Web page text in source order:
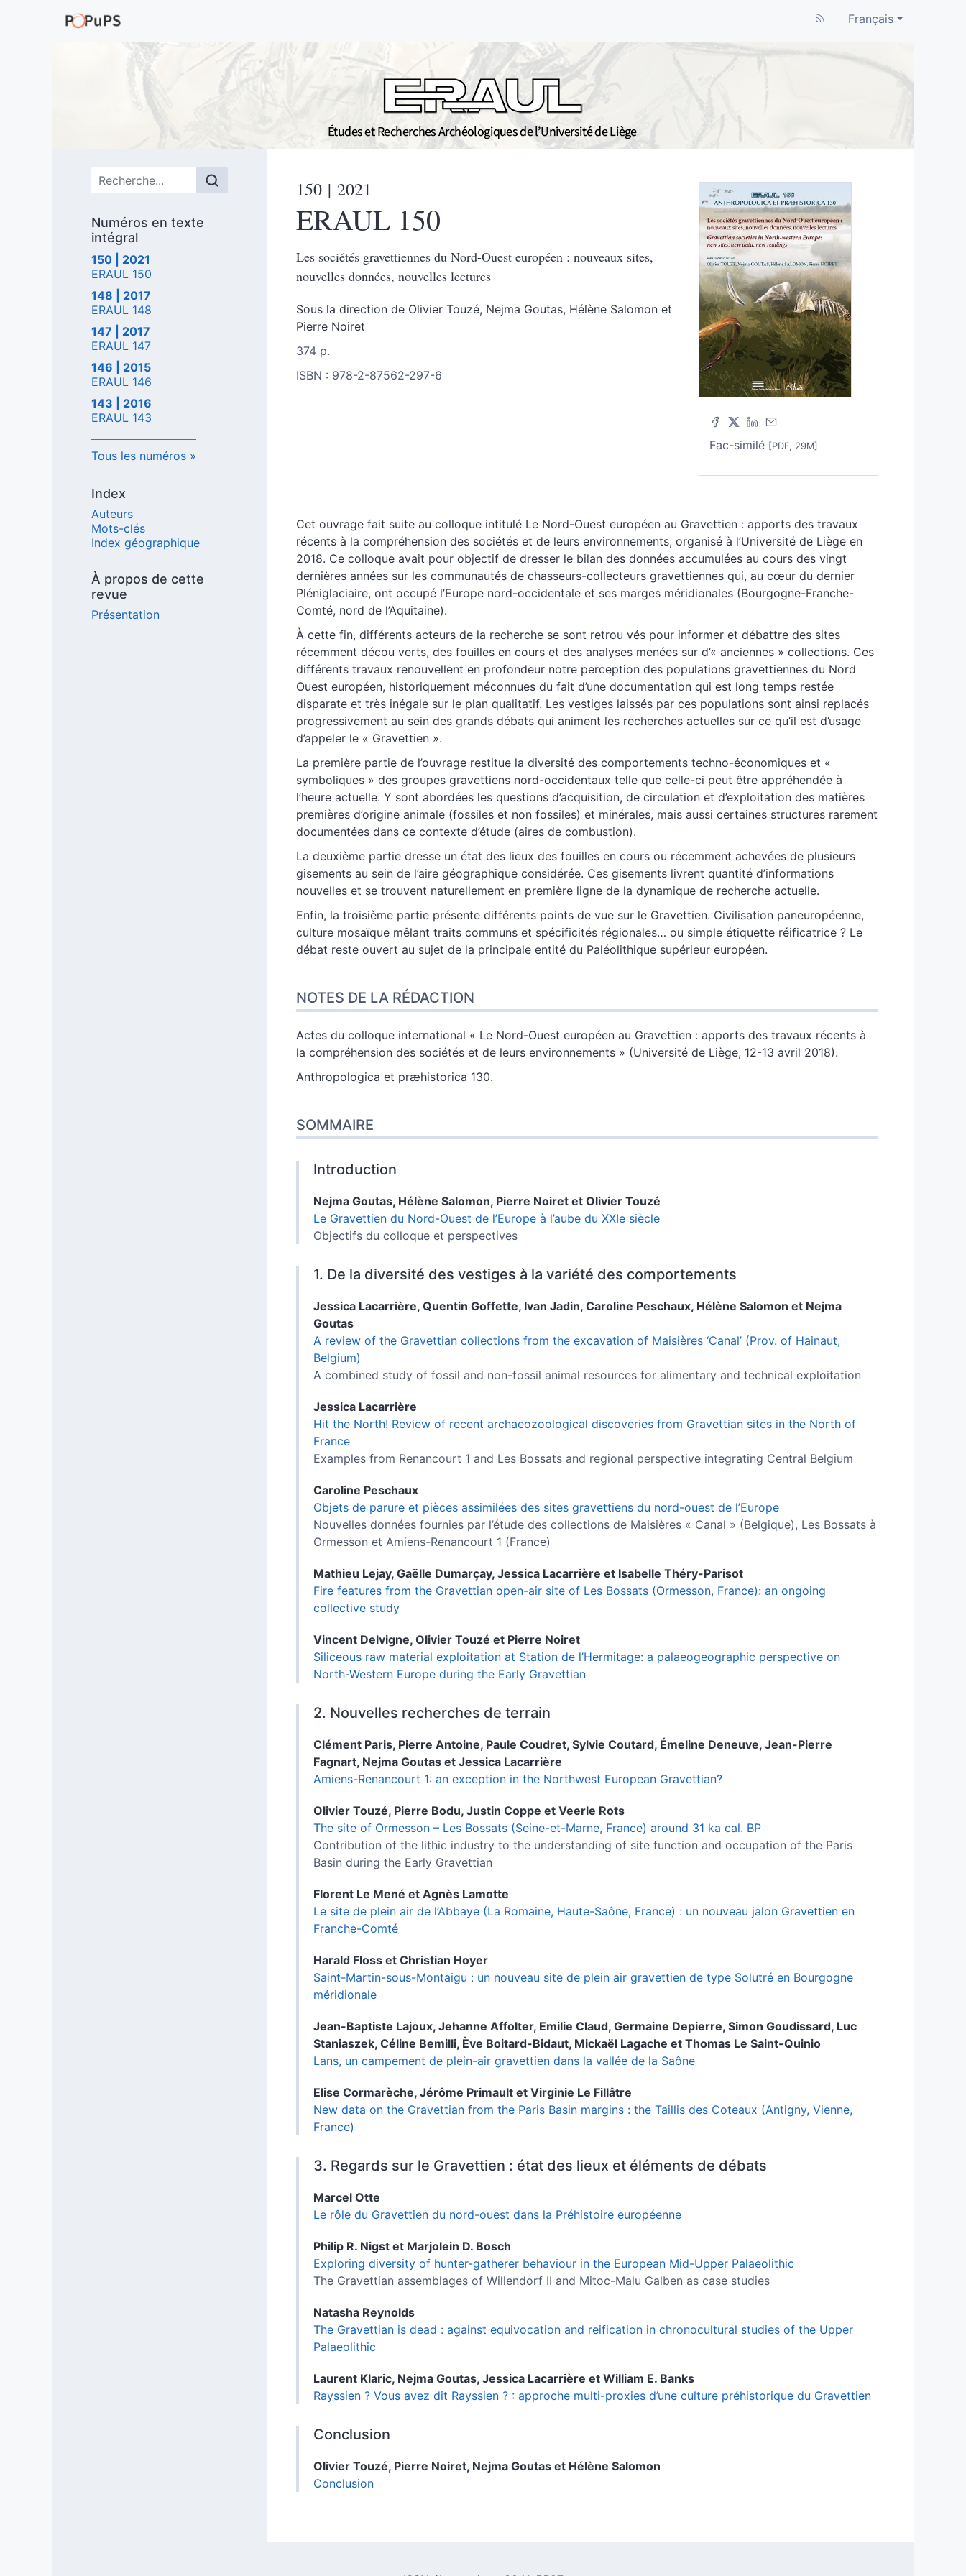
Français
Menu principal
Numéros en texte
intégral
150 | 2021
ERAUL 150
148 | 2017
ERAUL 148
147 | 2017
ERAUL 147
146 | 2015
ERAUL 146
143 | 2016
ERAUL 143
Tous les numéros
Index
Auteurs
Mots-clés
Index géographique
À propos de cette
revue
Présentation
Fac-similé [PDF, 29M]
150 | 2021
ERAUL 150
Les sociétés gravettiennes du Nord-Ouest européen : nouveaux sites,
nouvelles données, nouvelles lectures
Sous la direction de Olivier Touzé, Nejma Goutas, Hélène Salomon et
Pierre Noiret
374 p.
ISBN : 978-2-87562-297-6
Cet ouvrage fait suite au colloque intitulé Le Nord-Ouest européen au Gravettien : apports des travaux
récents à la compréhension des sociétés et de leurs environnements, organisé à l’Université de Liège en
2018. Ce colloque avait pour objectif de dresser le bilan des données accumulées au cours des vingt
dernières années sur les communautés de chasseurs-collecteurs gravettiennes qui, au cœur du dernier
Pléniglaciaire, ont occupé l’Europe nord-occidentale et ses marges méridionales (Bourgogne-Franche-
Comté, nord de l’Aquitaine).
À cette fin, différents acteurs de la recherche se sont retrou vés pour informer et débattre des sites
récemment décou verts, des fouilles en cours et des analyses menées sur d’« anciennes » collections. Ces
différents travaux renouvellent en profondeur notre perception des populations gravettiennes du Nord
Ouest européen, historiquement méconnues du fait d’une documentation qui est long temps restée
disparate et très inégale sur le plan qualitatif. Les vestiges laissés par ces populations sont ainsi replacés
progressivement au sein des grands débats qui animent les recherches actuelles sur ce qu’il est d’usage
d’appeler le « Gravettien ».
La première partie de l’ouvrage restitue la diversité des comportements techno-économiques et «
symboliques » des groupes gravettiens nord-occidentaux telle que celle-ci peut être appréhendée à
l’heure actuelle. Y sont abordées les questions d’acquisition, de circulation et d’exploitation des matières
premières d’origine animale (fossiles et non fossiles) et minérales, mais aussi certaines structures rarement
documentées dans ce contexte d’étude (aires de combustion).
La deuxième partie dresse un état des lieux des fouilles en cours ou récemment achevées de plusieurs
gisements au sein de l’aire géographique considérée. Ces gisements livrent quantité d’informations
nouvelles et se trouvent naturellement en première ligne de la dynamique de recherche actuelle.
Enfin, la troisième partie présente différents points de vue sur le Gravettien. Civilisation paneuropéenne,
culture mosaïque mêlant traits communs et spécificités régionales… ou simple étiquette réificatrice ? Le
débat reste ouvert au sujet de la principale entité du Paléolithique supérieur européen.
NOTES DE LA RÉDACTION
Actes du colloque international « Le Nord-Ouest européen au Gravettien : apports des travaux récents à
la compréhension des sociétés et de leurs environnements » (Université de Liège, 12-13 avril 2018).
Anthropologica et præhistorica 130.
SOMMAIRE
Introduction
Nejma Goutas, Hélène Salomon, Pierre Noiret et Olivier Touzé
Le Gravettien du Nord-Ouest de l’Europe à l’aube du XXIe siècle
Objectifs du colloque et perspectives
1. De la diversité des vestiges à la variété des comportements
Jessica Lacarrière, Quentin Goffette, Ivan Jadin, Caroline Peschaux, Hélène Salomon et Nejma
Goutas
A review of the Gravettian collections from the excavation of Maisières ‘Canal’ (Prov. of Hainaut,
Belgium)
A combined study of fossil and non-fossil animal resources for alimentary and technical exploitation
Jessica Lacarrière
Hit the North! Review of recent archaeozoological discoveries from Gravettian sites in the North of
France
Examples from Renancourt 1 and Les Bossats and regional perspective integrating Central Belgium
Caroline Peschaux
Objets de parure et pièces assimilées des sites gravettiens du nord-ouest de l’Europe
Nouvelles données fournies par l’étude des collections de Maisières « Canal » (Belgique), Les Bossats à
Ormesson et Amiens-Renancourt 1 (France)
Mathieu Lejay, Gaëlle Dumarçay, Jessica Lacarrière et Isabelle Théry-Parisot
Fire features from the Gravettian open-air site of Les Bossats (Ormesson, France): an ongoing
collective study
Vincent Delvigne, Olivier Touzé et Pierre Noiret
Siliceous raw material exploitation at Station de l’Hermitage: a palaeogeographic perspective on
North-Western Europe during the Early Gravettian
2. Nouvelles recherches de terrain
Clément Paris, Pierre Antoine, Paule Coudret, Sylvie Coutard, Émeline Deneuve, Jean-Pierre
Fagnart, Nejma Goutas et Jessica Lacarrière
Amiens-Renancourt 1: an exception in the Northwest European Gravettian?
Olivier Touzé, Pierre Bodu, Justin Coppe et Veerle Rots
The site of Ormesson – Les Bossats (Seine-et-Marne, France) around 31 ka cal. BP
Contribution of the lithic industry to the understanding of site function and occupation of the Paris
Basin during the Early Gravettian
Florent Le Mené et Agnès Lamotte
Le site de plein air de l’Abbaye (La Romaine, Haute-Saône, France) : un nouveau jalon Gravettien en
Franche-Comté
Harald Floss et Christian Hoyer
Saint-Martin-sous-Montaigu : un nouveau site de plein air gravettien de type Solutré en Bourgogne
méridionale
Jean-Baptiste Lajoux, Jehanne Affolter, Emilie Claud, Germaine Depierre, Simon Goudissard, Luc
Staniaszek, Céline Bemilli, Ève Boitard-Bidaut, Mickaël Lagache et Thomas Le Saint-Quinio
Lans, un campement de plein-air gravettien dans la vallée de la Saône
Elise Cormarèche, Jérôme Primault et Virginie Le Fillâtre
New data on the Gravettian from the Paris Basin margins : the Taillis des Coteaux (Antigny, Vienne,
France)
3. Regards sur le Gravettien : état des lieux et éléments de débats
Marcel Otte
Le rôle du Gravettien du nord-ouest dans la Préhistoire européenne
Philip R. Nigst et Marjolein D. Bosch
Exploring diversity of hunter-gatherer behaviour in the European Mid-Upper Palaeolithic
The Gravettian assemblages of Willendorf II and Mitoc-Malu Galben as case studies
Natasha Reynolds
The Gravettian is dead : against equivocation and reification in chronocultural studies of the Upper
Palaeolithic
Laurent Klaric, Nejma Goutas, Jessica Lacarrière et William E. Banks
Rayssien ? Vous avez dit Rayssien ? : approche multi-proxies d’une culture préhistorique du Gravettien
Conclusion
Olivier Touzé, Pierre Noiret, Nejma Goutas et Hélène Salomon
Conclusion